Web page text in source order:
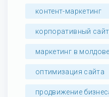
контент-маркетинг
корпоративный сайт
маркетинг в молдове
оптимизация сайта
продвижение